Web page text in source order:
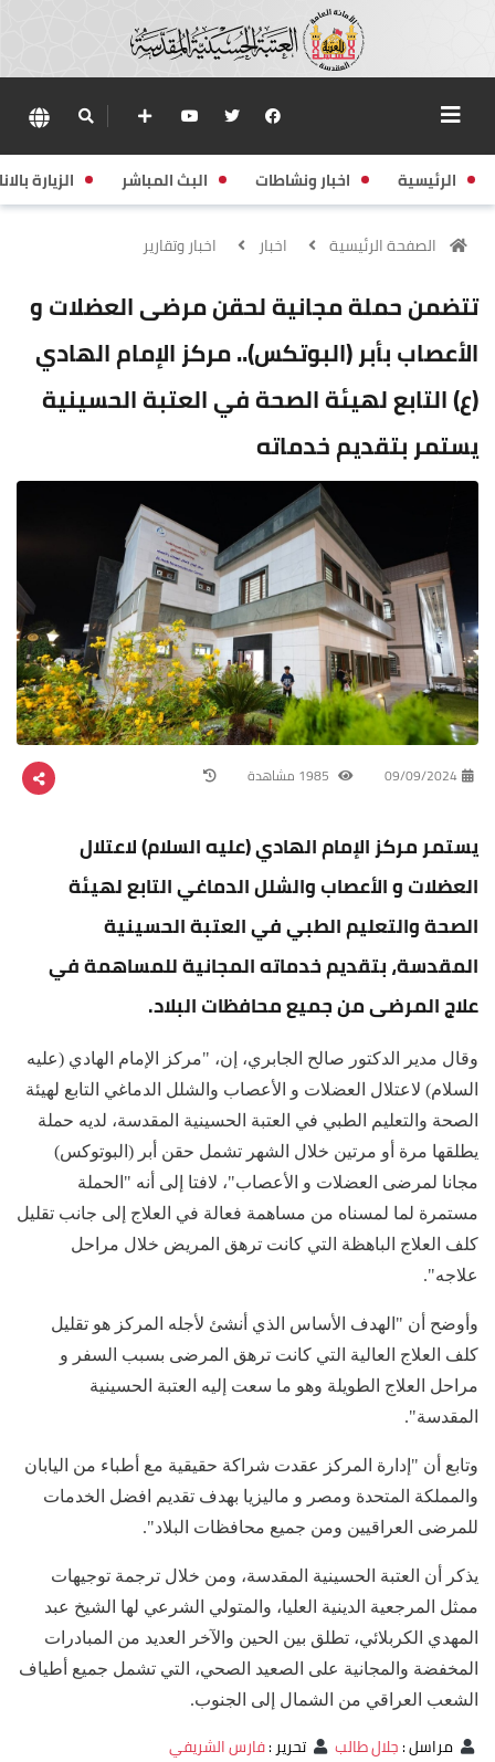
الرئيسية اخبار ونشاطات البث المباشر الزيارة
الصفحة الرئيسية اخبار اخبار وتقارير
تتضمن حملة مجانية لحقن مرضى العضلات و
الأعصاب بأبر (البوتكس).. مركز الإمام الهادي
(ع) التابع لهيئة الصحة في العتبة الحسينية
يستمر بتقديم خدماته
09/09/2024
يستمر مركز الإمام الهادي (عليه السلام) لاعتلال
العضلات و الأعصاب والشلل الدماغي التابع لهيئة
الصحة والتعليم الطبي في العتبة الحسينية
المقدسة، بتقديم خدماته المجانية للمساهمة في
علاج المرضى من جميع محافظات البلاد.
وقال مدير الدكتور صالح الجابري، إن، "مركز الإمام الهادي (عليه
السلام) لاعتلال العضلات و الأعصاب والشلل الدماغي التابع لهيئة
الصحة والتعليم الطبي في العتبة الحسينية المقدسة، لديه حملة
يطلقها مرة أو مرتين خلال الشهر تشمل حقن أبر (البوتوكس)
مجانا لمرضى العضلات و الأعصاب"، لافتا إلى أنه "الحملة
مستمرة لما لمسناه من مساهمة فعالة في العلاج إلى جانب تقليل
كلف العلاج الباهظة التي كانت ترهق المريض خلال مراحل
علاجه".
وأوضح أن "الهدف الأساس الذي أنشئ لأجله المركز هو تقليل
كلف العلاج العالية التي كانت ترهق المرضى بسبب السفر و
مراحل العلاج الطويلة وهو ما سعت إليه العتبة الحسينية
المقدسة".
وتابع أن "إدارة المركز عقدت شراكة حقيقية مع أطباء من اليابان
والمملكة المتحدة ومصر و ماليزيا بهدف تقديم افضل الخدمات
للمرضى العراقيين ومن جميع محافظات البلاد".
يذكر أن العتبة الحسينية المقدسة، ومن خلال ترجمة توجيهات
ممثل المرجعية الدينية العليا، والمتولي الشرعي لها الشيخ عبد
المهدي الكربلائي، تطلق بين الحين والآخر العديد من المبادرات
المخفضة والمجانية على الصعيد الصحي، التي تشمل جميع أطياف
الشعب العراقي من الشمال إلى الجنوب.
مراسل:جلال طالب تحرير:فارس الشريفي